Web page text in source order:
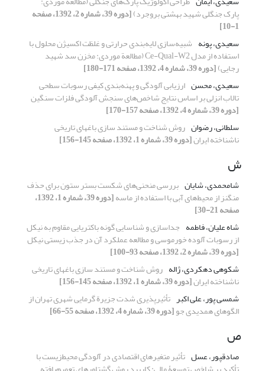
پارک جنگلی شهید بهشتی بروجرد) [دوره 39، شماره 2، 1392، صفحه
1-10]
سعیدی، پونه شبیه‌سازی لایه‌بندی حرارتی و غلظت اکسیژن محلول با
استفاده از مدل Ce-Qual-W2 (مطالعة موردی: مخزن سد شهید
رجایی)[دوره 39، شماره 4، 1392، صفحه 171-180]
سعیدی، محسن ارزیابی آلودگی و پهنه‌‌‌بندی کیفی رسوبات سطحی
تالاب انزلی بر اساس نتایج شاخص‌های سنجش آلودگی فلزات سنگین
[دوره 39، شماره 4، 1392، صفحه 157-170]
سلطانی، رضوان روش شناخت و مستند سازی باغهای تاریخی
ناشناخته ایران[دوره 39، شماره 1، 1392، صفحه 145-156]
ش
شامحمدی، شایان بررسی منحنی‌های شکست بستر ستون برای حذف
منگنز از محیط‌های آبی با استفاده از ماسه [دوره 39، شماره 1، 1392،
صفحه 21-30]
شاه علیان، فاطمه جداسازی و شناسایی گونه باکتریایی مقاوم به نیکل
از رسوبات آلوده خورموسی و مطالعه عملکرد آن در جذب زیستی نیکل
[دوره 39، شماره 2، 1392، صفحه 93-100]
شکوهی دهکردی، ژاله روش شناخت و مستند سازی باغهای تاریخی
ناشناخته ایران[دوره 39، شماره 1، 1392، صفحه 145-156]
شمسی پور، علی اکبر تأثیرپذیری شدت جزیرة گرمایی شهری تهران از
الگوهای همدیدی جو[دوره 39، شماره 4، 1392، صفحه 55-66]
ص
صادقپور، عسل تأثیر متغیرهای اقتصادی در آلودگی محیط‌زیست با